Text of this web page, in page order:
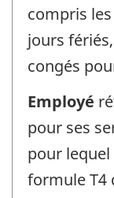
compris
jours
congés
Employé
pour ses
pour
formule T4